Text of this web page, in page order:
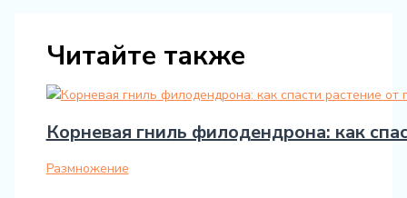
Читайте также
Корневая гниль филодендрона: как
Размножение